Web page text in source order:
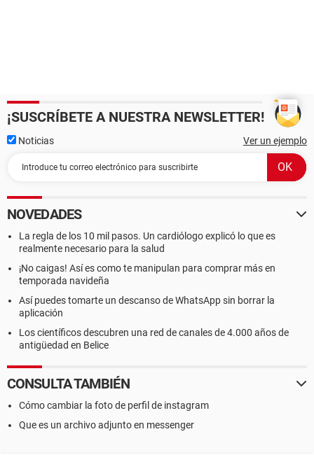
¡SUSCRÍBETE A NUESTRA NEWSLETTER!
Noticias Ver un ejemplo
NOVEDADES
La regla de los 10 mil pasos. Un cardiólogo explicó lo que es
realmente necesario para la salud
¡No caigas! Así es como te manipulan para comprar más en
temporada navideña
Así puedes tomarte un descanso de WhatsApp sin borrar la
aplicación
Los científicos descubren una red de canales de 4.000 años de
antigüedad en Belice
CONSULTA TAMBIÉN
Cómo cambiar la foto de perfil de instagram
Que es un archivo adjunto en messenger